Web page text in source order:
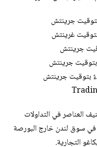
العناصر في التداولات
في سوق لندن خارج البورصة
التجارية.